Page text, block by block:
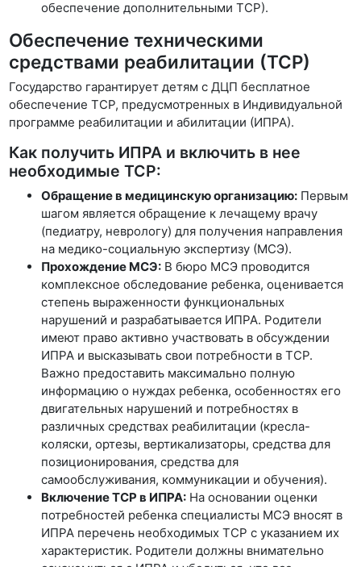
обеспечение дополнительными ТСР).
Обеспечение техническими
средствами реабилитации (ТСР)
Государство гарантирует детям с ДЦП бесплатное
обеспечение ТСР, предусмотренных в Индивидуальной
программе реабилитации и абилитации (ИПРА).
Как получить ИПРА и включить в нее
необходимые ТСР:
Обращение в медицинскую организацию: Первым
шагом является обращение к лечащему врачу
(педиатру, неврологу) для получения направления
на медико-социальную экспертизу (МСЭ).
Прохождение МСЭ: В бюро МСЭ проводится
комплексное обследование ребенка, оценивается
степень выраженности функциональных
нарушений и разрабатывается ИПРА. Родители
имеют право активно участвовать в обсуждении
ИПРА и высказывать свои потребности в ТСР.
Важно предоставить максимально полную
информацию о нуждах ребенка, особенностях его
двигательных нарушений и потребностях в
различных средствах реабилитации (кресла-
коляски, ортезы, вертикализаторы, средства для
позиционирования, средства для
самообслуживания, коммуникации и обучения).
Включение ТСР в ИПРА: На основании оценки
потребностей ребенка специалисты МСЭ вносят в
ИПРА перечень необходимых ТСР с указанием их
характеристик. Родители должны внимательно